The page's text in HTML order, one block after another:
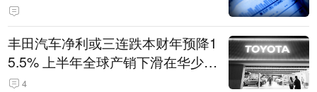
丰田汽车净利或三连跌本财年预降1
5.5% 上半年全球产销下滑在华少卖
14.3万辆
4